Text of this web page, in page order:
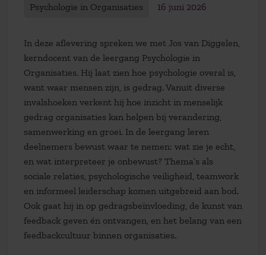
Psychologie in Organisaties 16 juni 2026
In deze aflevering spreken we met Jos van Diggelen,
kerndocent van de leergang Psychologie in
Organisaties. Hij laat zien hoe psychologie overal is,
want waar mensen zijn, is gedrag. Vanuit diverse
invalshoeken verkent hij hoe inzicht in menselijk
gedrag organisaties kan helpen bij verandering,
samenwerking en groei. In de leergang leren
deelnemers bewust waar te nemen: wat zie je echt,
en wat interpreteer je onbewust? Thema’s als
sociale relaties, psychologische veiligheid, teamwork
en informeel leiderschap komen uitgebreid aan bod.
Ook gaat hij in op gedragsbeïnvloeding, de kunst van
feedback geven én ontvangen, en het belang van een
feedbackcultuur binnen organisaties.